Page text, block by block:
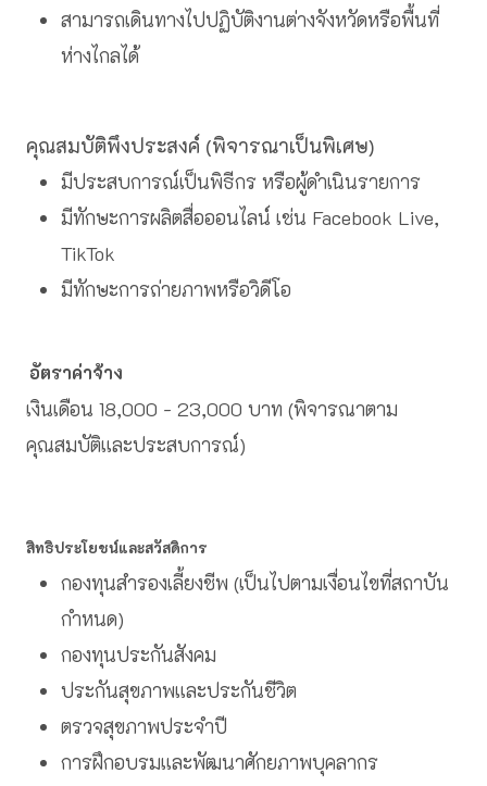
สามารถเดินทางไปปฏิบัติงานต่างจังหวัดหรือพื้นที่
ห่างไกลได้
คุณสมบัติพึงประสงค์ (พิจารณาเป็นพิเศษ)
มีประสบการณ์เป็นพิธีกร หรือผู้ดำเนินรายการ
มีทักษะการผลิตสื่อออนไลน์ เช่น Facebook Live,
TikTok
มีทักษะการถ่ายภาพหรือวิดีโอ
อัตราค่าจ้าง
เงินเดือน 18,000 - 23,000 บาท (พิจารณาตาม
คุณสมบัติและประสบการณ์)
สิทธิประโยชน์และสวัสดิการ
กองทุนสำรองเลี้ยงชีพ (เป็นไปตามเงื่อนไขที่สถาบัน
กำหนด)
กองทุนประกันสังคม
ประกันสุขภาพและประกันชีวิต
ตรวจสุขภาพประจำปี
การฝึกอบรมและพัฒนาศักยภาพบุคลากร